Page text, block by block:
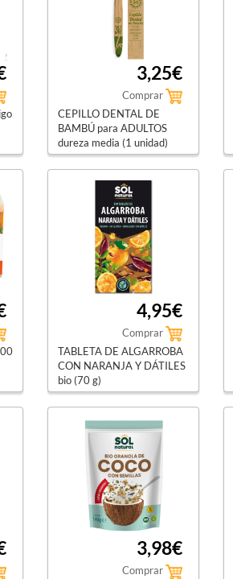
3,25€
Comprar
CEPILLO DENTAL DE
BAMBÚ para ADULTOS
dureza media (1 unidad)
sol natural
4,95€
Comprar
TABLETA DE ALGARROBA
CON NARANJA Y DÁTILES
bio (70 g)
sol natural
3,98€
Comprar